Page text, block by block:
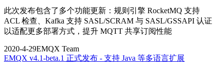
此次发布包含了多个功能更新：规则引擎 RocketMQ 支持
ACL 检查、Kafka 支持 SASL/SCRAM 与 SASL/GSSAPI 认证
以适配更多部署方式，提升 MQTT 共享订阅性能
2020-4-29EMQX Team
EMQX v4.1-beta.1 正式发布 - 支持 Java 等多语言扩展